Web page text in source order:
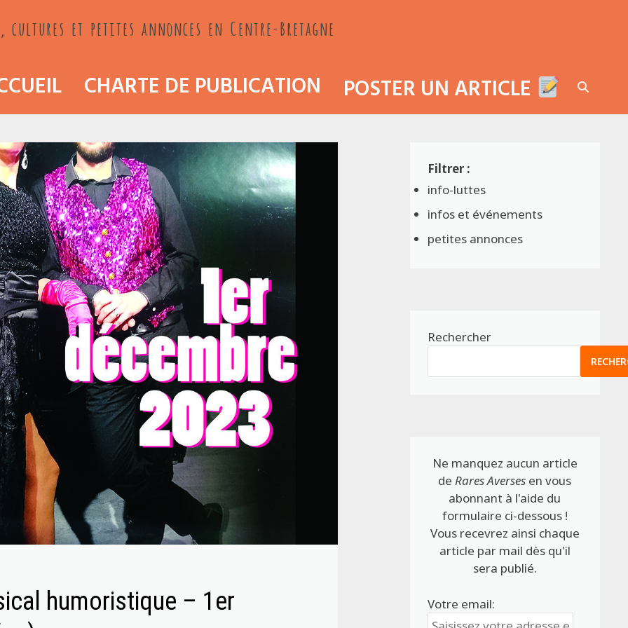
et petites annonces en Centre-Bretagne
CHARTE DE PUBLICATION POSTER UN ARTICLE
humoristique – 1er
info-luttes
infos et événements
petites annonces
Rechercher
Ne manquez aucun article
deRares Averses en vous
abonnant à l'aide du
formulaire ci-dessous !
Vous recevrez ainsi chaque
article par mail dès qu'il
sera publié.
Votre email: